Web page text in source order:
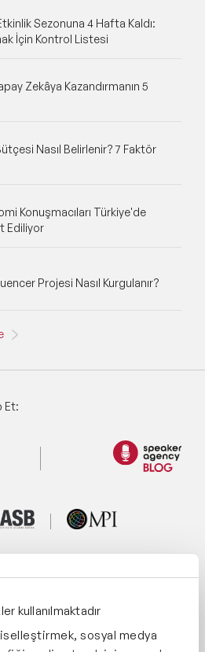
kullanılmaktadır
sosyal medya
Sezonuna 4 Hafta Kaldı:
İçin Kontrol Listesi
Zekâya Kazandırmanın 5
Nasıl Belirlenir? 7 Faktör
Konuşmacıları Türkiye'de
Ediliyor
Projesi Nasıl Kurgulanır?
Et: